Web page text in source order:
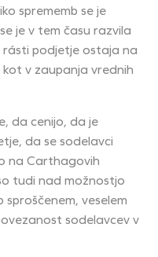
sprememb se je
je v tem času razvila
rásti podjetje ostaja na
v zaupanja vrednih
da cenijo, da je
da se sodelavci
na Carthagovih
tudi nad možnostjo
sproščenem, veselem
sodelavcev v